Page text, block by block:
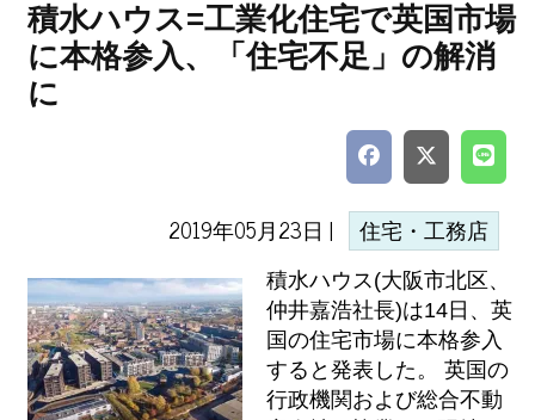
積水ハウス=工業化住宅で英国市場
に本格参入、「住宅不足」の解消
に
2019年05月23日 | 住宅・工務店
積水ハウス(大阪市北区、
仲井嘉浩社長)は14日、英
国の住宅市場に本格参入
すると発表した。 英国の
行政機関および総合不動